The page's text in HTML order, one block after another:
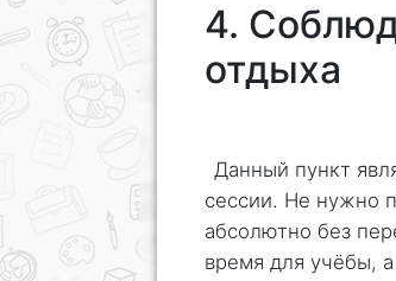
4.
отдыха
Данный пункт
сессии. Не нужно
абсолютно без
время для учёбы,